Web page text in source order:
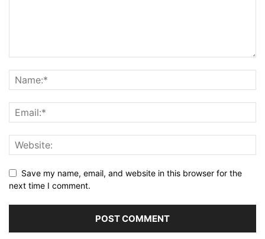
Save my name, email, and website in this browser for the
next time I comment.